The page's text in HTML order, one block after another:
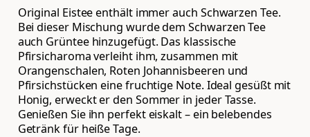
Original Eistee enthält immer auch Schwarzen Tee.
Bei dieser Mischung wurde dem Schwarzen Tee
auch Grüntee hinzugefügt. Das klassische
Pfirsicharoma verleiht ihm, zusammen mit
Orangenschalen, Roten Johannisbeeren und
Pfirsichstücken eine fruchtige Note. Ideal gesüßt mit
Honig, erweckt er den Sommer in jeder Tasse.
Genießen Sie ihn perfekt eiskalt – ein belebendes
Getränk für heiße Tage.